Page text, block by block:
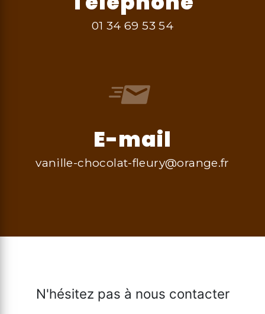
01 34 69 53 54
E-mail
vanille-chocolat-fleury@orange.fr
N'hésitez pas à nous contacter